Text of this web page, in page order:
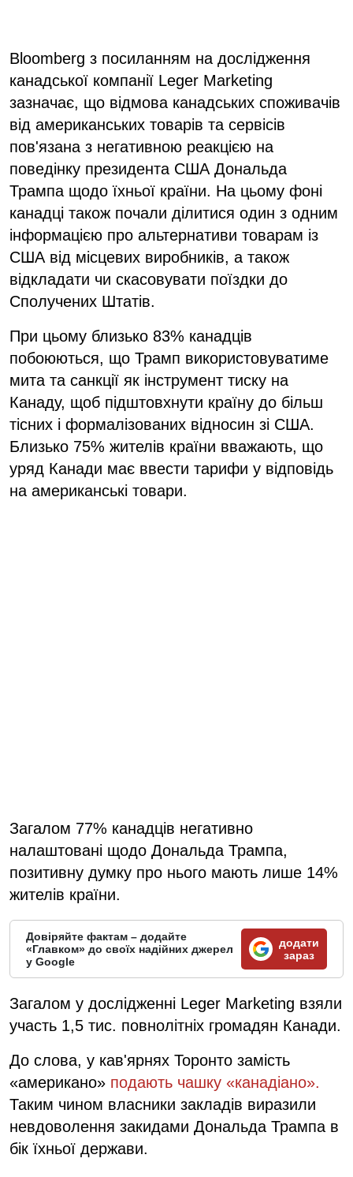
Bloomberg з посиланням на дослідження
канадської компанії Leger Marketing
зазначає, що відмова канадських споживачів
від американських товарів та сервісів
пов'язана з негативною реакцією на
поведінку президента США Дональда
Трампа щодо їхньої країни. На цьому фоні
канадці також почали ділитися один з одним
інформацією про альтернативи товарам із
США від місцевих виробників, а також
відкладати чи скасовувати поїздки до
Сполучених Штатів.
При цьому близько 83% канадців
побоюються, що Трамп використовуватиме
мита та санкції як інструмент тиску на
Канаду, щоб підштовхнути країну до більш
тісних і формалізованих відносин зі США.
Близько 75% жителів країни вважають, що
уряд Канади має ввести тарифи у відповідь
на американські товари.
Загалом 77% канадців негативно
налаштовані щодо Дональда Трампа,
позитивну думку про нього мають лише 14%
жителів країни.
Довіряйте фактам – додайте
«Главком» до своїх надійних джерел
у Google
додати
зараз
Загалом у дослідженні Leger Marketing взяли
участь 1,5 тис. повнолітніх громадян Канади.
До слова, у кав'ярнях Торонто замість
«американо» подають чашку «канадіано».
Таким чином власники закладів виразили
невдоволення закидами Дональда Трампа в
бік їхньої держави.